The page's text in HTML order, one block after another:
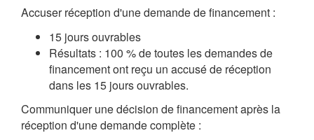
Accuser réception d'une demande de financement :
15 jours ouvrables
Résultats : 100 % de toutes les demandes de
financement ont reçu un accusé de réception
dans les 15 jours ouvrables.
Communiquer une décision de financement après la
réception d'une demande complète :